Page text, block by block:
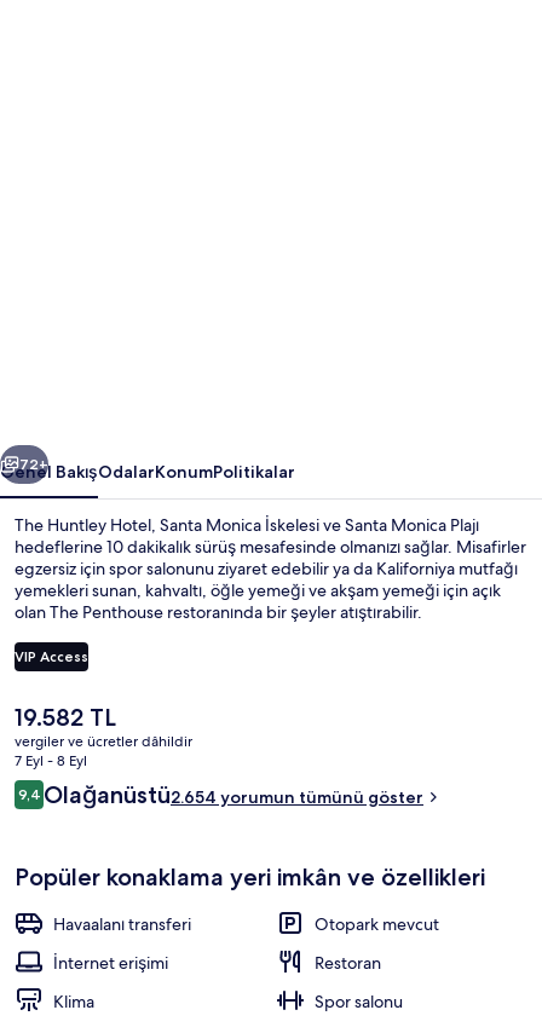
Sonraki
72+
Genel BakışOdalarKonumPolitikalar
The Huntley Hotel, Santa Monica İskelesi ve Santa Monica Plajı
hedeflerine 10 dakikalık sürüş mesafesinde olmanızı sağlar. Misafirler
egzersiz için spor salonunu ziyaret edebilir ya da Kaliforniya mutfağı
yemekleri sunan, kahvaltı, öğle yemeği ve akşam yemeği için açık
olan The Penthouse restoranında bir şeyler atıştırabilir.
lüks otel dahilindeki öne çıkan diğer özelliklerdir. Misafirler yardıma
hazır personel ve restoran ile ilgili harika yorumlarda bulunuyor.
VIP Access
Şu
anki
fiyat
19.582 TL
19.582 TL
vergiler ve ücretler dâhildir
7 Eyl - 8 Eyl
Yorumlar
9,49,4/10
Olağanüstü2.654 yorumun tümünü göster
Popüler konaklama yeri imkân ve özellikleri
Havaalanı transferi
Otopark mevcut
İnternet erişimi
Restoran
Klima
Spor salonu